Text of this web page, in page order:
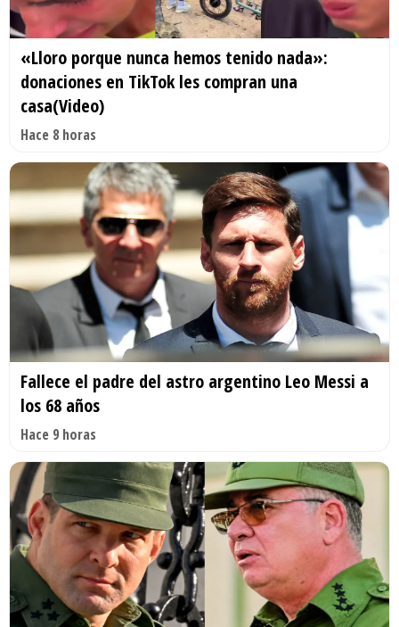
«Lloro porque nunca hemos tenido nada»:
donaciones en TikTok les compran una
casa(Video)
Hace 8 horas
Fallece el padre del astro argentino Leo Messi a
los 68 años
Hace 9 horas